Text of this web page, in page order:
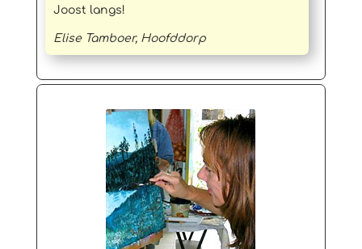
Joost langs!
Elise Tamboer, Hoofddorp